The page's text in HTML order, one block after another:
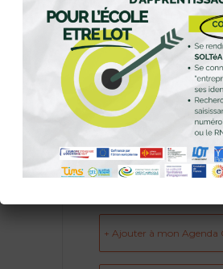
TÉLÉPHONE
92 98 38
EMAIL
figeacteurs.fr
+ Ajouter à mon Agenda